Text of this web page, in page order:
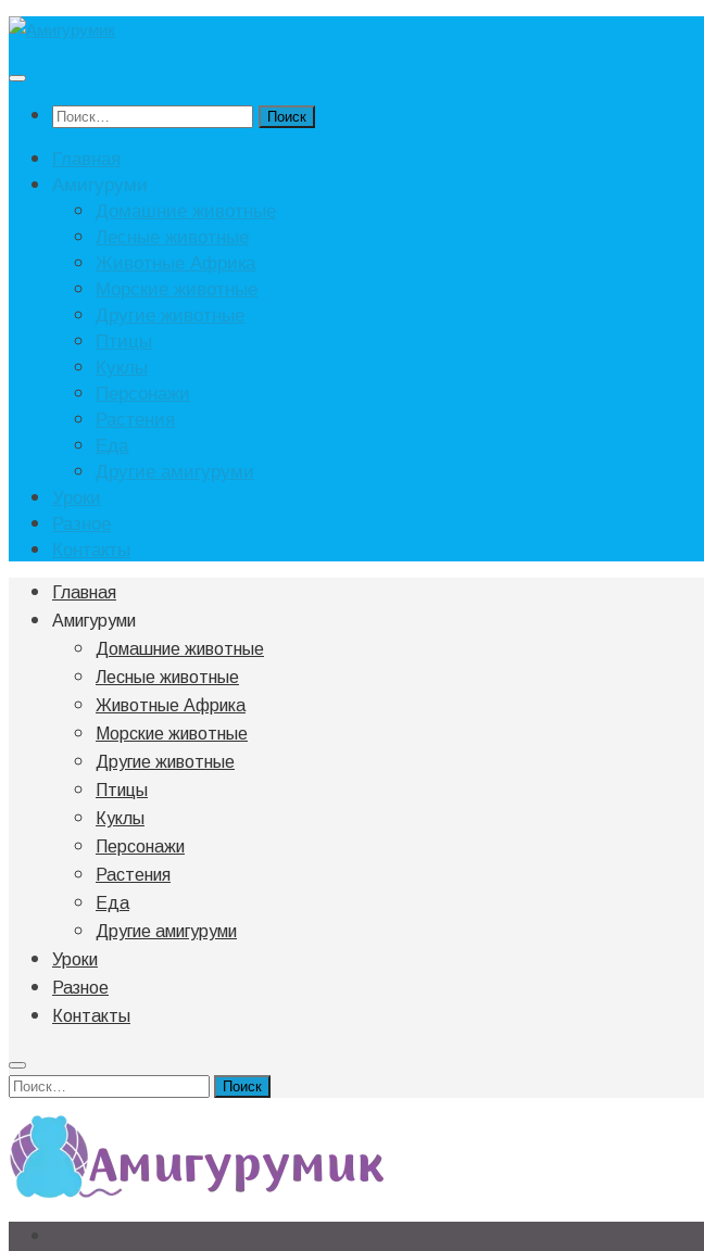
Под
Найти:
Главная
Амигуруми
Домашние животные
Лесные животные
Животные Африка
Морские животные
Другие животные
Птицы
Куклы
Персонажи
Растения
Еда
Другие амигуруми
Уроки
Разное
Контакты
Главная
Амигуруми
Домашние животные
Лесные животные
Животные Африка
Морские животные
Другие животные
Птицы
Куклы
Персонажи
Растения
Еда
Другие амигуруми
Уроки
Разное
Контакты
Найти: